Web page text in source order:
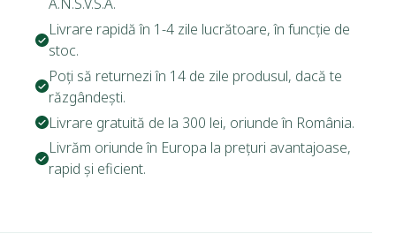
Livrare rapidă în 1-4 zile lucrătoare, în funcție de
stoc.
Poți să returnezi în 14 de zile produsul, dacă te
răzgândești.
Livrare gratuită de la 300 lei, oriunde în România.
Livrăm oriunde în Europa la prețuri avantajoase,
rapid și eficient.